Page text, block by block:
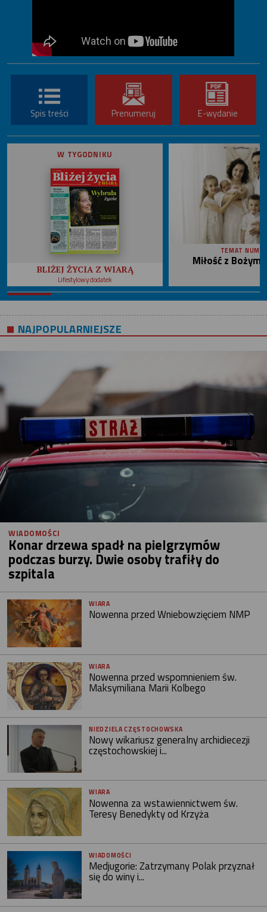
Spis treści Prenumeruj E-wydanie
W TYGODNIKU
BLIŻEJ ŻYCIA Z WIARĄ
Lifestylowy dodatek
TEMAT
Miłość z
NAJPOPULARNIEJSZE
WIADOMOŚCI
Konar drzewa spadł na pielgrzymów
podczas burzy. Dwie osoby trafiły do
szpitala
WIARA
Nowenna przed Wniebowzięciem NMP
WIARA
Nowenna przed wspomnieniem św.
Maksymiliana Marii Kolbego
NIEDZIELA CZĘSTOCHOWSKA
Nowy wikariusz generalny archidiecezji
częstochowskiej i...
WIARA
Nowenna za wstawiennictwem św.
Teresy Benedykty od Krzyża
WIADOMOŚCI
Medjugorie: Zatrzymany Polak przyznał
się do winy i...